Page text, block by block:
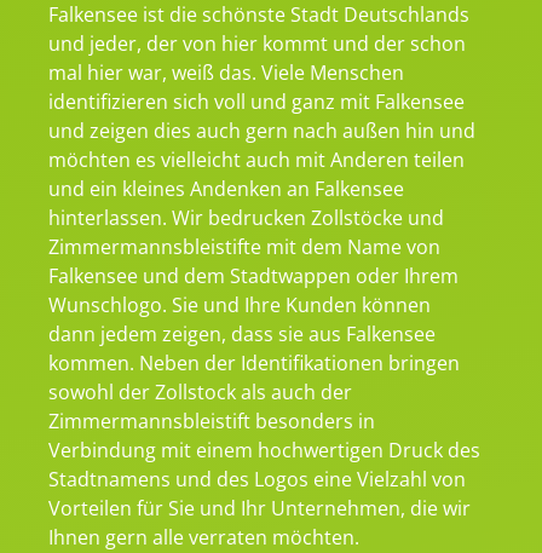
Falkensee ist die schönste Stadt Deutschlands
und jeder, der von hier kommt und der schon
mal hier war, weiß das. Viele Menschen
identifizieren sich voll und ganz mit Falkensee
und zeigen dies auch gern nach außen hin und
möchten es vielleicht auch mit Anderen teilen
und ein kleines Andenken an Falkensee
hinterlassen. Wir bedrucken Zollstöcke und
Zimmermannsbleistifte mit dem Name von
Falkensee und dem Stadtwappen oder Ihrem
Wunschlogo. Sie und Ihre Kunden können
dann jedem zeigen, dass sie aus Falkensee
kommen. Neben der Identifikationen bringen
sowohl der Zollstock als auch der
Zimmermannsbleistift besonders in
Verbindung mit einem hochwertigen Druck des
Stadtnamens und des Logos eine Vielzahl von
Vorteilen für Sie und Ihr Unternehmen, die wir
Ihnen gern alle verraten möchten.